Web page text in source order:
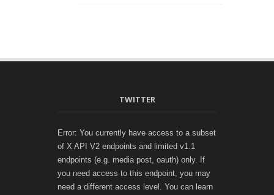
TWITTER
Error: You currently have access to a subset
of X API V2 endpoints and limited v1.1
endpoints (e.g. media post, oauth) only. If
you need access to this endpoint, you may
need a different access level. You can learn